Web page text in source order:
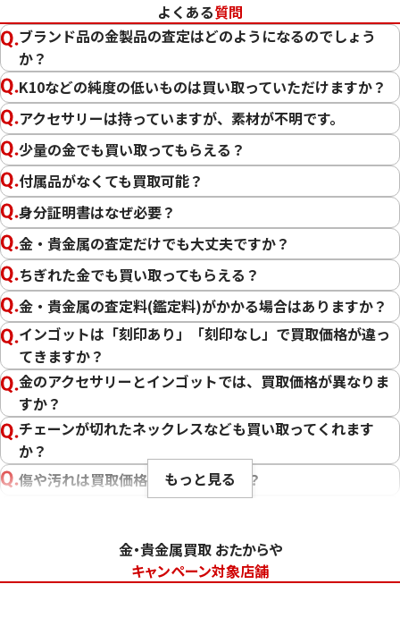
22金（K22）
21.6金（K21.6）
20金（K20）
18金（K18）
14金（K14）
12金（K12）
10金（K10）
金
プラチナ
よくある質問
ブランド品の金製品の査定はどのようになるのでしょう
か？
K10などの純度の低いものは買い取っていただけますか？
アクセサリーは持っていますが、素材が不明です。
少量の金でも買い取ってもらえる？
付属品がなくても買取可能？
身分証明書はなぜ必要？
金・貴金属の査定だけでも大丈夫ですか？
ちぎれた金でも買い取ってもらえる？
金・貴金属の査定料(鑑定料)がかかる場合はありますか？
インゴットは「刻印あり」「刻印なし」で買取価格が違っ
てきますか？
金のアクセサリーとインゴットでは、買取価格が異なりま
すか？
チェーンが切れたネックレスなども買い取ってくれます
か？
傷や汚れは買取価格に影響しますか？
大判・小判、外国金貨、古銭やコインなども買取してもら
「金・貴金属の査定」にはどれくらい時間がかかります
もっと見る
金・貴金属買取 おたからや
キャンペーン対象店舗